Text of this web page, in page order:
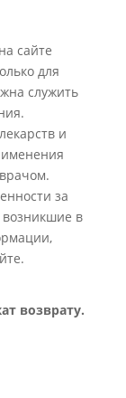
сайте
для
служить
и
за
возникшие в
возврату.